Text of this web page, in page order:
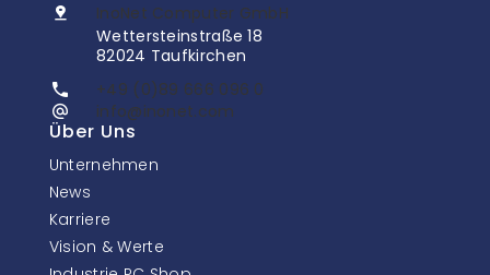
InoNet Computer GmbH
Wettersteinstraße 18
82024 Taufkirchen
+49 (0)89 666 096 0
info@inonet.com
Über Uns
Unternehmen
News
Karriere
Vision & Werte